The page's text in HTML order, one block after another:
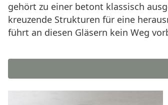
gehört zu einer betont klassisch
kreuzende Strukturen für eine
führt an diesen Gläsern kein Weg